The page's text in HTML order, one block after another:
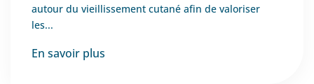
autour du vieillissement cutané afin de valoriser
les...
En savoir plus